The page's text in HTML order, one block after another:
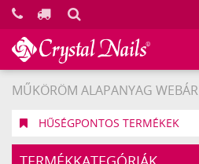
MŰKÖRÖM ALAPANYAG
HŰSÉGPONTOS TERMÉKEK